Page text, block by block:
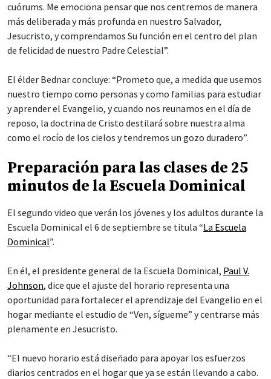
cuórums. Me emociona pensar que nos centremos de manera
más deliberada y más profunda en nuestro Salvador,
Jesucristo, y comprendamos Su función en el centro del plan
de felicidad de nuestro Padre Celestial”.
El élder Bednar concluye: “Prometo que, a medida que usemos
nuestro tiempo como personas y como familias para estudiar
y aprender el Evangelio, y cuando nos reunamos en el día de
reposo, la doctrina de Cristo destilará sobre nuestra alma
como el rocío de los cielos y tendremos un gozo duradero”.
Preparación para las clases de 25
minutos de la Escuela Dominical
El segundo video que verán los jóvenes y los adultos durante la
Escuela Dominical el 6 de septiembre se titula “La Escuela
Dominical”.
En él, el presidente general de la Escuela Dominical, Paul V.
Johnson, dice que el ajuste del horario representa una
oportunidad para fortalecer el aprendizaje del Evangelio en el
hogar mediante el estudio de “Ven, sígueme” y centrarse más
plenamente en Jesucristo.
“El nuevo horario está diseñado para apoyar los esfuerzos
diarios centrados en el hogar que ya se están llevando a cabo.